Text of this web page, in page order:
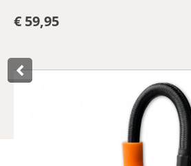
€ 59,95